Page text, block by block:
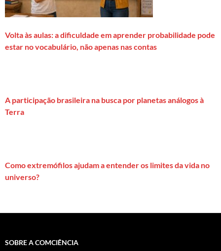
Volta às aulas: a dificuldade em aprender probabilidade pode
estar no vocabulário, não apenas nas contas
A participação brasileira na busca por planetas análogos à
Terra
Como extremófilos ajudam a entender os limites da vida no
universo?
SOBRE A COMCIÊNCIA